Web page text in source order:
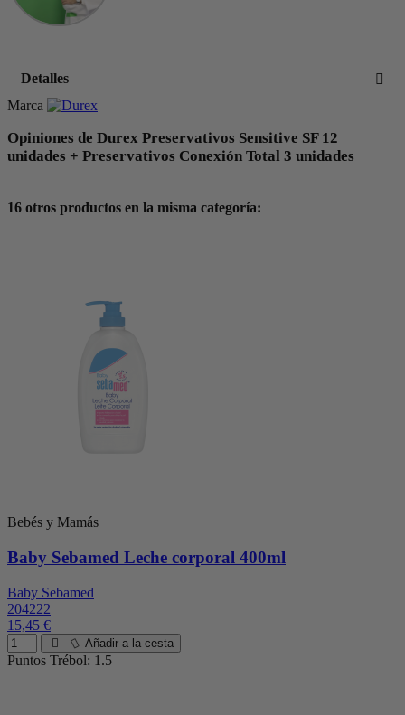
Detalles
Marca
Opiniones de Durex Preservativos Sensitive SF 12
unidades + Preservativos Conexión Total 3 unidades
16 otros productos en la misma categoría:
Bebés y Mamás
Baby Sebamed Leche corporal 400ml
Baby Sebamed
204222
15,45 €
Añadir a la cesta
Puntos Trébol: 1.5